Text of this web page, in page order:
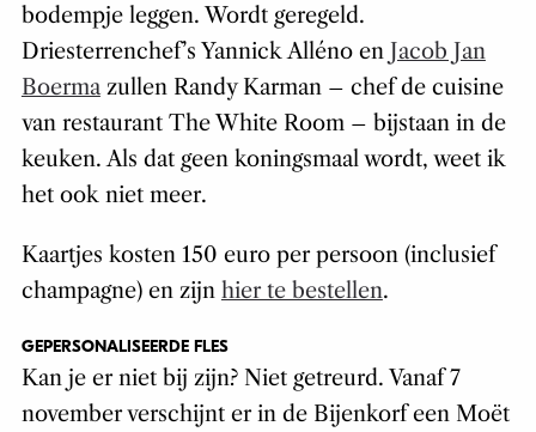
bodempje leggen. Wordt geregeld.
Driesterrenchef’s Yannick Alléno en Jacob Jan
Boermazullen Randy Karman – chef de cuisine
van restaurant The White Room – bijstaan in de
keuken. Als dat geen koningsmaal wordt, weet ik
het ook niet meer.
Kaartjes kosten 150 euro per persoon (inclusief
champagne) en zijn hier te bestellen.
GEPERSONALISEERDE FLES
Kan je er niet bij zijn? Niet getreurd. Vanaf 7
november verschijnt er in de Bijenkorf een Moët